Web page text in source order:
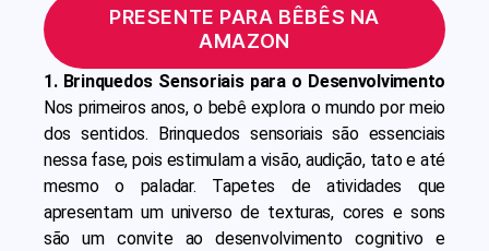
PRESENTE PARA BÊBÊS NA
AMAZON
1. Brinquedos Sensoriais para o Desenvolvimento
Nos primeiros anos, o bebê explora o mundo por meio
dos sentidos. Brinquedos sensoriais são essenciais
nessa fase, pois estimulam a visão, audição, tato e até
mesmo o paladar. Tapetes de atividades que
apresentam um universo de texturas, cores e sons
são um convite ao desenvolvimento cognitivo e